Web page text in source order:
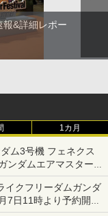
報&詳細レポー
1カ月
ム3号機 フェネクス
ンダムエアマスターバ
イクフリーダムガンダ
7日11時より予約開